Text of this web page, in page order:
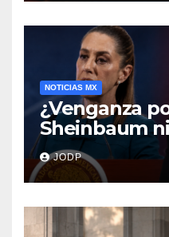
NOTICIAS MX
¿Venganza
Sheinbaum
negra en
Aguirre
JODP